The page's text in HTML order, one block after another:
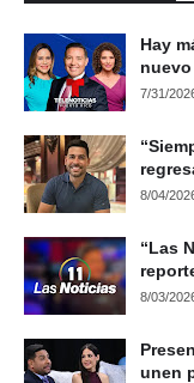
Hay
7/31/
8/04/
“Las
8/03/
unen